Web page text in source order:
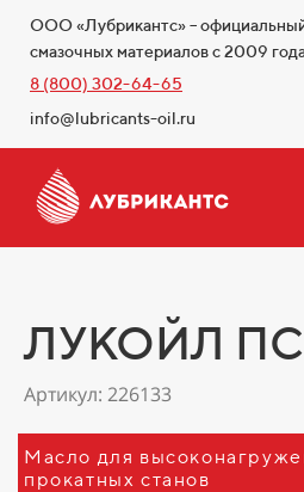
ООО «Лубрикантс» –
смазочных материалов с 2009
8 (800) 302-64-65
info@lubricants-oil.ru
ЛУКОЙЛ
Артикул: 226133
Масло для
прокатных станов